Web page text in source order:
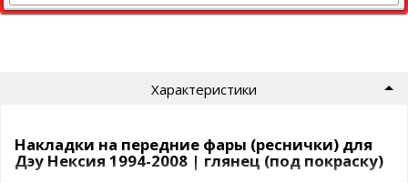
Характеристики
Накладки на передние фары (реснички) для
Дэу Нексия 1994-2008 | глянец (под покраску)